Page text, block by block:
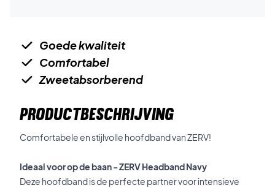
Goede kwaliteit
Comfortabel
Zweetabsorberend
PRODUCTBESCHRIJVING
Comfortabele en stijlvolle hoofdband van ZERV!
Ideaal voor op de baan - ZERV Headband Navy
Deze hoofdband is de perfecte partner voor intensieve